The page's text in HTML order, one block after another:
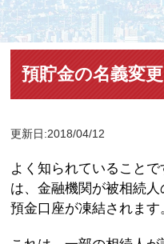
預貯金の名義変更
更新日:2018/04/12
よく知られていること
は、金融機関が被相続人
預金口座が凍結されます